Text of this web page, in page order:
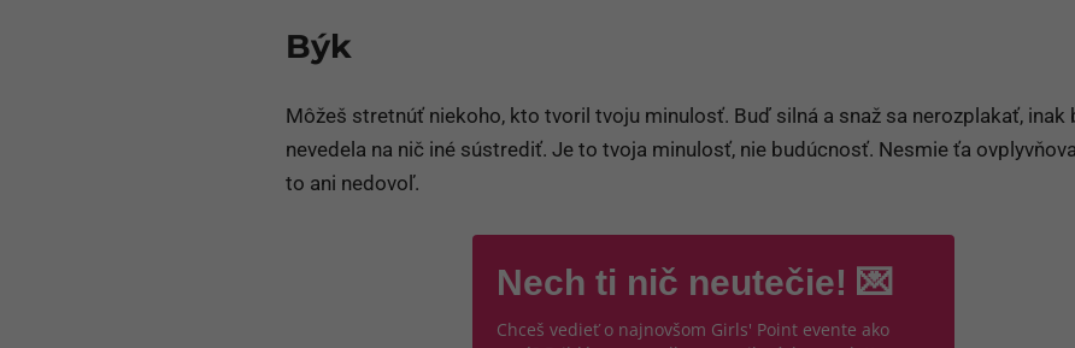
Býk
Môžeš stretnúť niekoho, kto tvoril tvoju minulosť. Buď silná a snaž sa nerozplakať, inak
nevedela na nič iné sústrediť. Je to tvoja minulosť, nie budúcnosť. Nesmie ťa
to ani nedovoľ.
Nech ti nič neutečie! 💌
Chceš vedieť o najnovšom Girls' Point evente ako